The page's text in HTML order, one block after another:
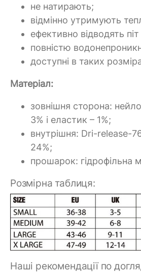
не натирають;
відмінно утримують
ефективно відводять
повністю
доступні в таких
Матеріал:
зовнішня сторона:
3% і еластик – 1%;
внутрішня: Dri-release-
24%;
прошарок: гідрофільна
Розмірна таблиця:
Наші рекомендації по